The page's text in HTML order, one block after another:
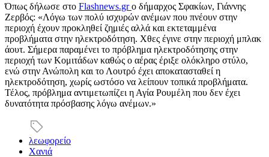
Όπως δήλωσε στο Flashnews.grο δήμαρχος Σφακίων, Γιάννης
Ζερβός: «Λόγω των πολύ ισχυρών ανέμων που πνέουν στην
περιοχή έχουν προκληθεί ζημιές αλλά και εκτεταμμένα
προβλήματα στην ηλεκτροδότηση. Χθες έγινε στην περιοχή μπλακ
άουτ. Σήμερα παραμένει το πρόβλημα ηλεκτροδότησης στην
περιοχή των Κομιτάδων καθώς ο αέρας έριξε ολόκληρο στύλο,
ενώ στην Ανώπολη και το Λουτρό έχει αποκατασταθεί η
ηλεκτροδότηση, χωρίς ωστόσο να λείπουν τοπικά προβλήματα.
Τέλος, πρόβλημα αντιμετωπίζει η Αγία Ρουμέλη που δεν έχει
δυνατότητα πρόσβασης λόγω ανέμων.»
λεωφορείο
Χανιά